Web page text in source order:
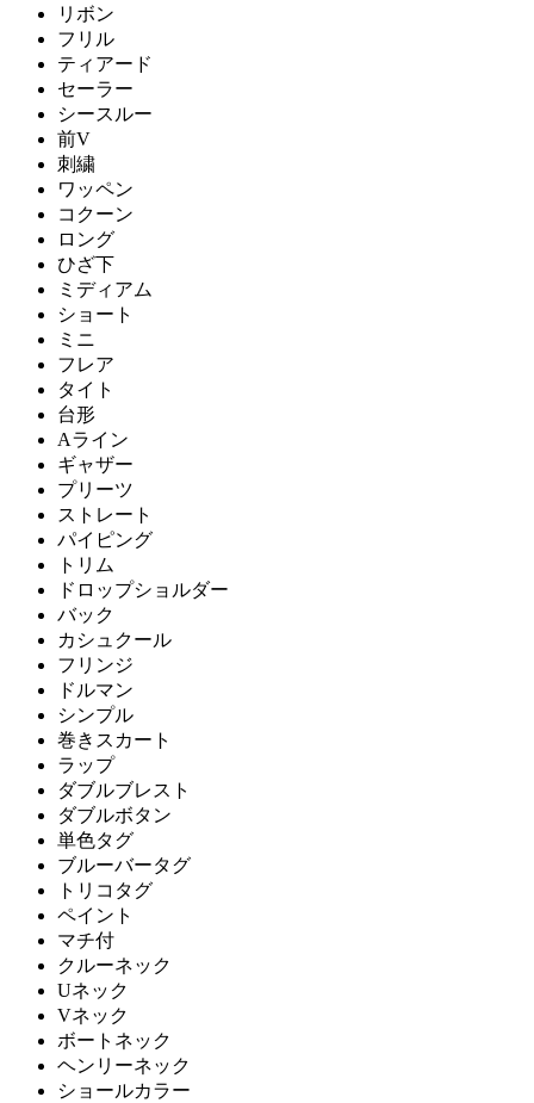
リボン
フリル
ティアード
セーラー
シースルー
前V
刺繍
ワッペン
コクーン
ロング
ひざ下
ミディアム
ショート
ミニ
フレア
タイト
台形
Aライン
ギャザー
プリーツ
ストレート
パイピング
トリム
ドロップショルダー
バック
カシュクール
フリンジ
ドルマン
シンプル
巻きスカート
ラップ
ダブルブレスト
ダブルボタン
単色タグ
ブルーバータグ
トリコタグ
ペイント
マチ付
クルーネック
Uネック
Vネック
ボートネック
ヘンリーネック
ショールカラー